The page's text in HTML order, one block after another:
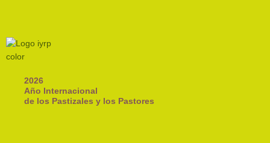
2026
Año Internacional
de los Pastizales y los Pastores